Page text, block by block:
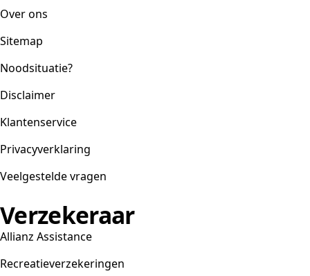
Over ons
Sitemap
Noodsituatie?
Disclaimer
Klantenservice
Privacyverklaring
Veelgestelde vragen
Verzekeraar
Allianz Assistance
Recreatieverzekeringen